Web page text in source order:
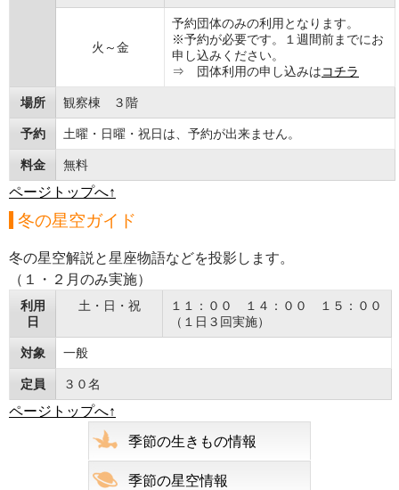
火～金
予約団体のみの利用となります。
※予約が必要です。１週間前までにお
申し込みください。
⇒ 団体利用の申し込みはコチラ
場所 観察棟 ３階
予約 土曜・日曜・祝日は、予約が出来ません。
料金 無料
ページトップへ↑
冬の星空ガイド
冬の星空解説と星座物語などを投影します。
（１・２月のみ実施）
利用
日
土・日・祝
１１：００ １４：００ １５：００
（１日３回実施）
対象 一般
定員 ３０名
ページトップへ↑
季節の生きもの情報
季節の星空情報